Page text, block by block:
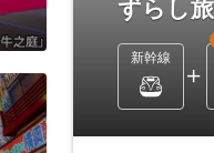
ずらし
新幹線